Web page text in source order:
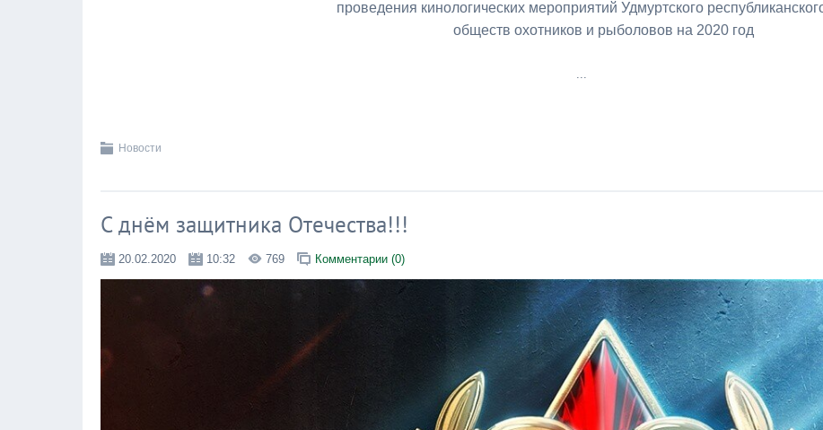
проведения кинологических мероприятий Удмуртского
обществ охотников и рыболовов на 2020 год
...
Новости
С днём защитника Отечества!!!
20.02.2020 10:32 769 Комментарии (0)